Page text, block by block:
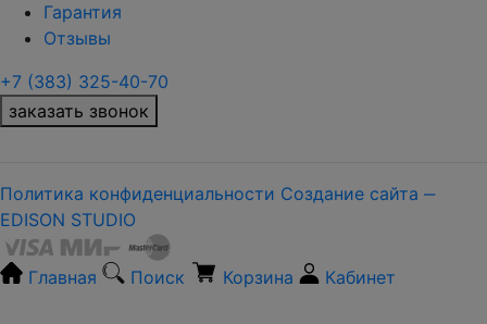
Гарантия
Отзывы
+7 (383) 325-40-70
заказать звонок
Политика конфиденциальности Создание сайта ‒
EDISON STUDIO
Главная Поиск Корзина Кабинет